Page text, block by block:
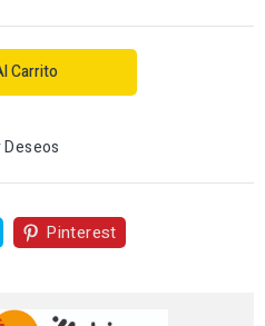
Carrito
Pinterest